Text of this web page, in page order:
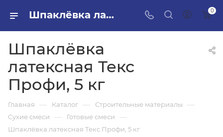
Шпаклёвка латексная Текс Профи, 5 кг в ПИЛОН — купить стройматериалы в интернет-магазине ПИЛОН с доставкой оптом и в розницу 0
Шпаклёвка
латексная Текс
Профи, 5 кг
Главная — Каталог — Строительные материалы —
Сухие смеси — Готовые смеси —
Шпаклёвка латексная Текс Профи, 5 кг